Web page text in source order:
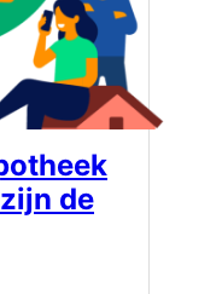
de